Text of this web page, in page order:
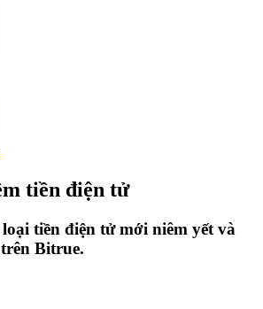
tiền điện tử
tiền điện tử mới niêm yết và
Bitrue.